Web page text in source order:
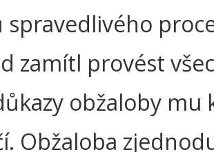
zamítl provést
obžaloby mu
Obžaloba